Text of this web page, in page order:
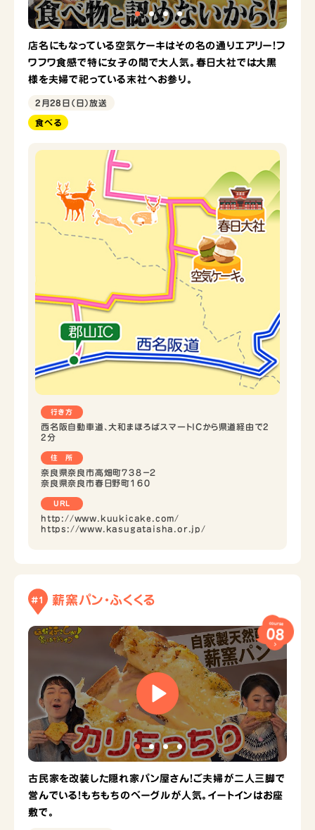
店名にもなっている空気ケーキはその名の通りエアリー！フ
ワフワ食感で特に女子の間で大人気。春日大社では大黒
様を夫婦で祀っている末社へお参り。
2月28日（日）放送
食べる
行き方
西名阪自動車道、大和まほろばスマートICから県道経由で2
2分
住 所
奈良県奈良市高畑町７３８−２
奈良県奈良市春日野町１６０
URL
http://www.kuukicake.com/
https://www.kasugataisha.or.jp/
#1 薪窯パン・ふくくる
course
08
古民家を改装した隠れ家パン屋さん！ご夫婦が二人三脚で
営んでいる！もちもちのベーグルが人気。イートインはお座
敷で。